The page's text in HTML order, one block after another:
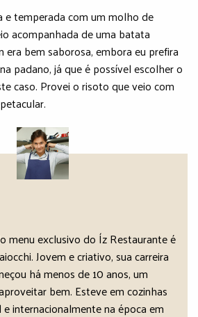
e temperada com um molho de
acompanhada de uma batata
bem saborosa, embora eu prefira
padano, já que é possível escolher o
caso. Provei o risoto que veio com
menu exclusivo do Íz Restaurante é
Jovem e criativo, sua carreira
há menos de 10 anos, um
bem. Esteve em cozinhas
internacionalmente na época em